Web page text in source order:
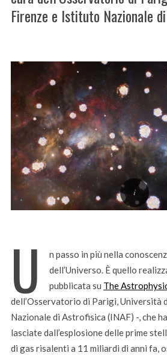
Firenze e Istituto Nazionale
U
n passo in più nella
dell’Universo. È quello
pubblicata su The
dell’Osservatorio di Parigi, Università
Nazionale di Astrofisica (INAF) -, che
lasciate dall’esplosione delle prime
di gas risalenti a 11 miliardi di anni fa,